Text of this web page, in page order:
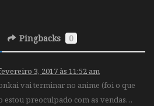
Pingbacks 0
3, 2017 às 11:52 am
vai terminar no anime (foi o que
estou preoculpado com as vendas…